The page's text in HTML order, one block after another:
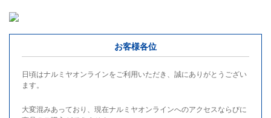
お客様各位
日頃はナルミヤオンラインをご利用いただき、誠にありがとうござい
ます。
大変混みあっており、現在ナルミヤオンラインへのアクセスならびに